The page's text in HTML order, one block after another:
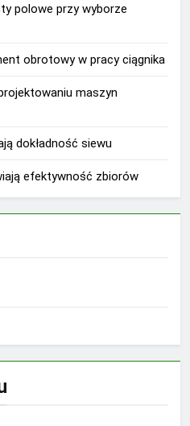
polowe przy wyborze
obrotowy w pracy ciągnika
maszyn
dokładność siewu
efektywność zbiorów